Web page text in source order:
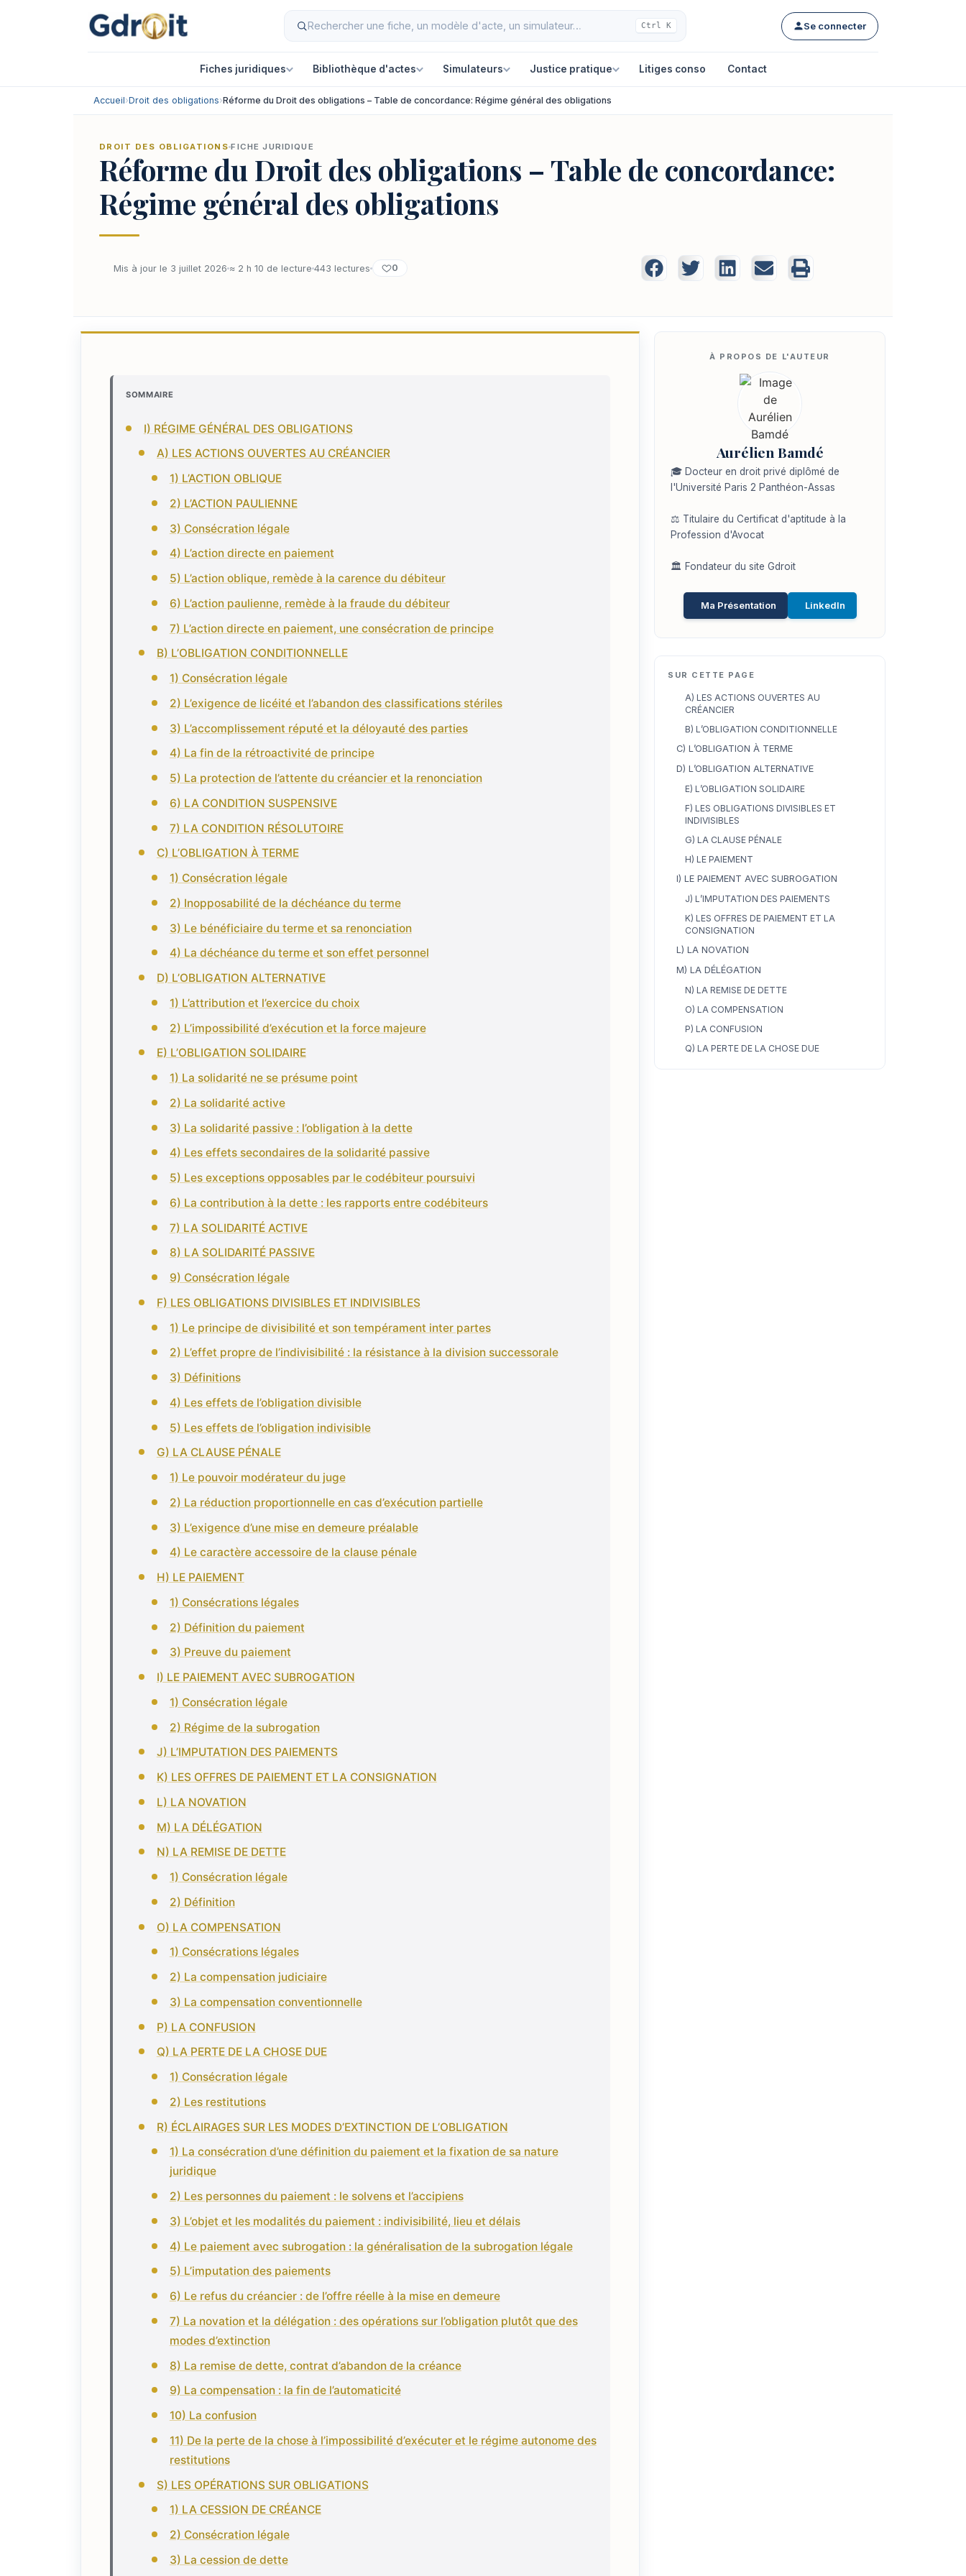
Ctrl K Se connecter
Fiches juridiques Bibliothèque d'actes Simulateurs Justice pratique Litiges conso Contact
Accueil›Droit des obligations›Réforme du Droit des obligations – Table de concordance: Régime général des obligations
DROIT DES OBLIGATIONS FICHE JURIDIQUE
Réforme du Droit des obligations – Table de concordance:
Régime général des obligations
Mis à jour le 3 juillet 2026 ≈ 2 h 10 de lecture 443 lectures 0
SOMMAIRE
I) RÉGIME GÉNÉRAL DES OBLIGATIONS
A) LES ACTIONS OUVERTES AU CRÉANCIER
1) L’ACTION OBLIQUE
2) L’ACTION PAULIENNE
3) Consécration légale
4) L’action directe en paiement
5) L’action oblique, remède à la carence du débiteur
6) L’action paulienne, remède à la fraude du débiteur
7) L’action directe en paiement, une consécration de principe
B) L’OBLIGATION CONDITIONNELLE
1) Consécration légale
2) L’exigence de licéité et l’abandon des classifications stériles
3) L’accomplissement réputé et la déloyauté des parties
4) La fin de la rétroactivité de principe
5) La protection de l’attente du créancier et la renonciation
6) LA CONDITION SUSPENSIVE
7) LA CONDITION RÉSOLUTOIRE
C) L’OBLIGATION À TERME
1) Consécration légale
2) Inopposabilité de la déchéance du terme
3) Le bénéficiaire du terme et sa renonciation
4) La déchéance du terme et son effet personnel
D) L’OBLIGATION ALTERNATIVE
1) L’attribution et l’exercice du choix
2) L’impossibilité d’exécution et la force majeure
E) L’OBLIGATION SOLIDAIRE
1) La solidarité ne se présume point
2) La solidarité active
3) La solidarité passive : l’obligation à la dette
4) Les effets secondaires de la solidarité passive
5) Les exceptions opposables par le codébiteur poursuivi
6) La contribution à la dette : les rapports entre codébiteurs
7) LA SOLIDARITÉ ACTIVE
8) LA SOLIDARITÉ PASSIVE
9) Consécration légale
F) LES OBLIGATIONS DIVISIBLES ET INDIVISIBLES
1) Le principe de divisibilité et son tempérament inter partes
2) L’effet propre de l’indivisibilité : la résistance à la division successorale
3) Définitions
4) Les effets de l’obligation divisible
5) Les effets de l’obligation indivisible
G) LA CLAUSE PÉNALE
1) Le pouvoir modérateur du juge
2) La réduction proportionnelle en cas d’exécution partielle
3) L’exigence d’une mise en demeure préalable
4) Le caractère accessoire de la clause pénale
H) LE PAIEMENT
1) Consécrations légales
2) Définition du paiement
3) Preuve du paiement
I) LE PAIEMENT AVEC SUBROGATION
1) Consécration légale
2) Régime de la subrogation
J) L’IMPUTATION DES PAIEMENTS
K) LES OFFRES DE PAIEMENT ET LA CONSIGNATION
L) LA NOVATION
M) LA DÉLÉGATION
N) LA REMISE DE DETTE
1) Consécration légale
2) Définition
O) LA COMPENSATION
1) Consécrations légales
2) La compensation judiciaire
3) La compensation conventionnelle
P) LA CONFUSION
Q) LA PERTE DE LA CHOSE DUE
1) Consécration légale
2) Les restitutions
R) ÉCLAIRAGES SUR LES MODES D’EXTINCTION DE L’OBLIGATION
1) La consécration d’une définition du paiement et la fixation de sa nature
juridique
2) Les personnes du paiement : le solvens et l’accipiens
3) L’objet et les modalités du paiement : indivisibilité, lieu et délais
4) Le paiement avec subrogation : la généralisation de la subrogation légale
5) L’imputation des paiements
6) Le refus du créancier : de l’offre réelle à la mise en demeure
7) La novation et la délégation : des opérations sur l’obligation plutôt que des
modes d’extinction
8) La remise de dette, contrat d’abandon de la créance
9) La compensation : la fin de l’automaticité
10) La confusion
11) De la perte de la chose à l’impossibilité d’exécuter et le régime autonome des
restitutions
S) LES OPÉRATIONS SUR OBLIGATIONS
1) LA CESSION DE CRÉANCE
2) Consécration légale
3) La cession de dette
Aurélien Bamdé
🎓 Docteur en droit privé diplômé de
l'Université Paris 2 Panthéon-Assas
⚖️ Titulaire du Certificat d'aptitude à la
Profession d'Avocat
🏛️ Fondateur du site Gdroit
Ma Présentation LinkedIn
SUR CETTE PAGE
A) LES ACTIONS OUVERTES AU
CRÉANCIER
B) L’OBLIGATION CONDITIONNELLE
C) L’OBLIGATION À TERME
D) L’OBLIGATION ALTERNATIVE
E) L’OBLIGATION SOLIDAIRE
F) LES OBLIGATIONS DIVISIBLES ET
INDIVISIBLES
G) LA CLAUSE PÉNALE
H) LE PAIEMENT
I) LE PAIEMENT AVEC SUBROGATION
J) L’IMPUTATION DES PAIEMENTS
K) LES OFFRES DE PAIEMENT ET LA
CONSIGNATION
L) LA NOVATION
M) LA DÉLÉGATION
N) LA REMISE DE DETTE
O) LA COMPENSATION
P) LA CONFUSION
Q) LA PERTE DE LA CHOSE DUE